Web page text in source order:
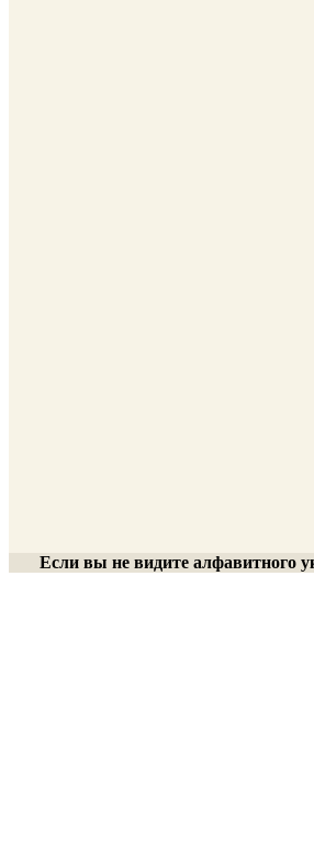
Если вы не видите алфавитного